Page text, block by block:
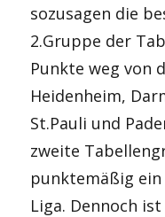
sozusagen die
2.Gruppe der
Punkte weg von
Heidenheim,
St.Pauli und
zweite
punktemäßig ein
Liga. Dennoch